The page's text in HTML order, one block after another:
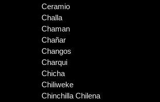
Ceramio
Challa
Chaman
Chañar
Changos
Charqui
Chicha
Chiliweke
Chinchilla Chilena